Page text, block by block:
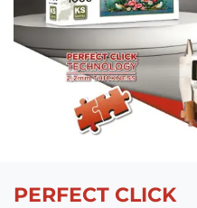
PERFECT CLICK